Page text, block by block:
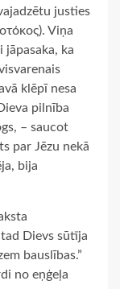
justies
Viņa
ka
klēpī nesa
pilnība
– saucot
par Jēzu nekā
bija
Dievs sūtīja
bauslības.”
no eņģeļa